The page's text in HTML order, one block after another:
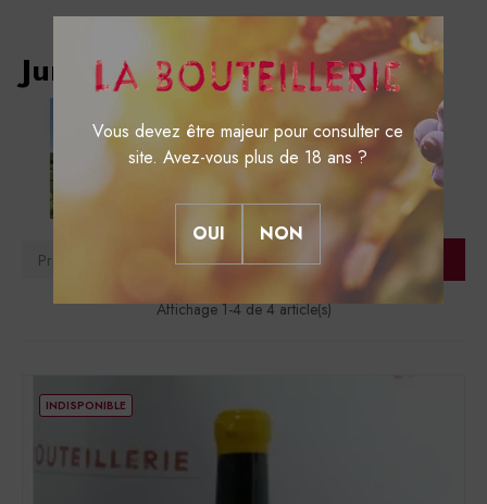
Vous devez être majeur pour consulter ce
site. Avez-vous plus de 18 ans ?
OUI NON
Jura
Prix, croissant Filtre
Affichage 1-4 de 4 article(s)
INDISPONIBLE